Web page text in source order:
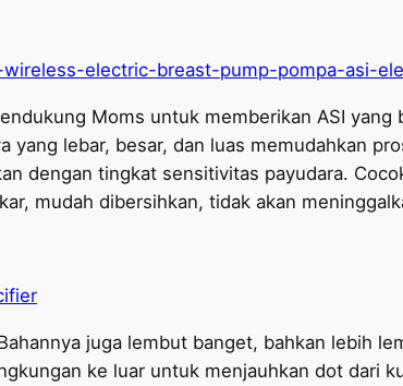
electric-breast-pump-pompa-asi-
Moms untuk memberikan ASI yang
lebar, besar, dan luas memudahkan
dengan tingkat sensitivitas payudara.
mudah dibersihkan, tidak akan
juga lembut banget, bahkan lebih
ke luar untuk menjauhkan dot dari